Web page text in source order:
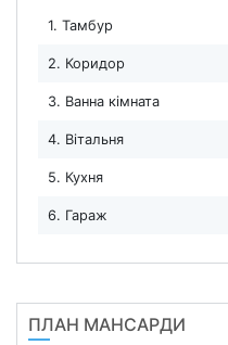
1. Тамбур
2. Коридор
3. Ванна кімната
4. Вітальня
5. Кухня
6. Гараж
ПЛАН МАНСАРДИ